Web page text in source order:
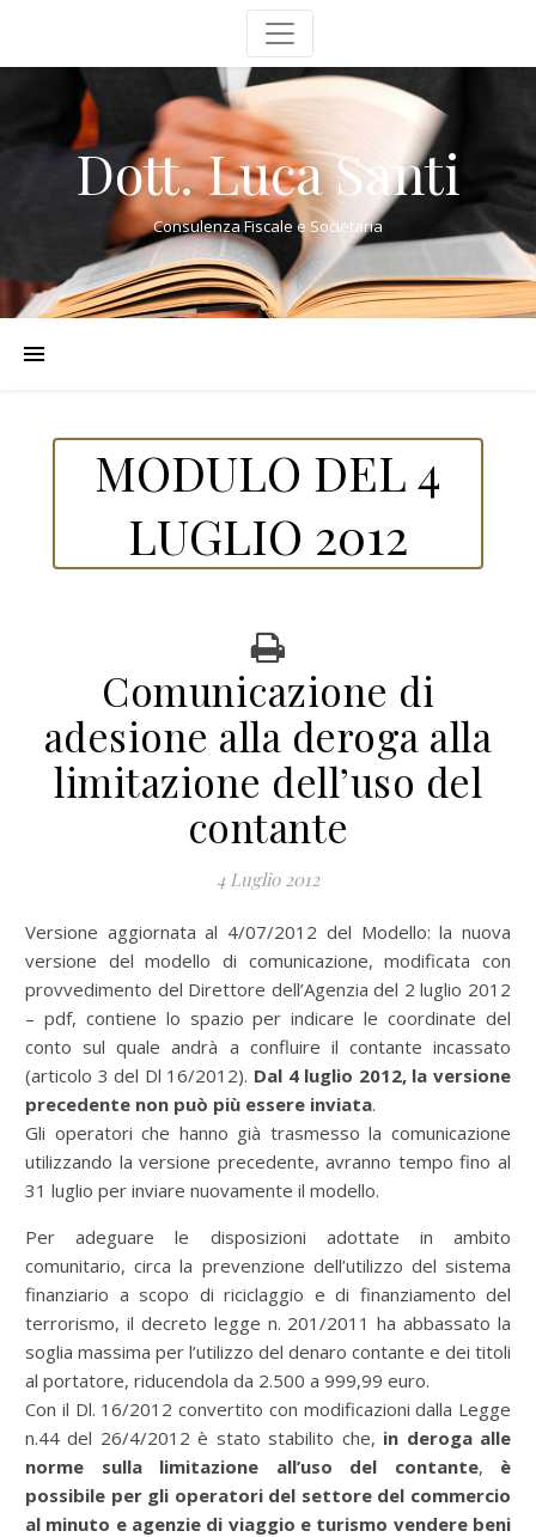
Dott. Luca Santi
Consulenza Fiscale e Societaria
MODULO DEL 4
LUGLIO 2012
Comunicazione di
adesione alla deroga alla
limitazione dell’uso del
contante
4 Luglio 2012
Versione aggiornata al 4/07/2012 del Modello: la nuova
versione del modello di comunicazione, modificata con
provvedimento del Direttore dell’Agenzia del 2 luglio 2012
– pdf, contiene lo spazio per indicare le coordinate del
conto sul quale andrà a confluire il contante incassato
(articolo 3 del Dl 16/2012). Dal 4 luglio 2012, la versione
precedente non può più essere inviata.
Gli operatori che hanno già trasmesso la comunicazione
utilizzando la versione precedente, avranno tempo fino al
31 luglio per inviare nuovamente il modello.
Per adeguare le disposizioni adottate in ambito
comunitario, circa la prevenzione dell’utilizzo del sistema
finanziario a scopo di riciclaggio e di finanziamento del
terrorismo, il decreto legge n. 201/2011 ha abbassato la
soglia massima per l’utilizzo del denaro contante e dei titoli
al portatore, riducendola da 2.500 a 999,99 euro.
Con il Dl. 16/2012 convertito con modificazioni dalla Legge
n.44 del 26/4/2012 è stato stabilito che, in deroga alle
norme sulla limitazione all’uso del contante, è
possibile per gli operatori del settore del commercio
al minuto e agenzie di viaggio e turismo vendere beni